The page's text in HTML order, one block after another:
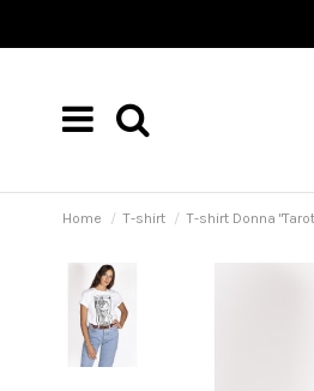
Home T-shirt T-shirt Donna